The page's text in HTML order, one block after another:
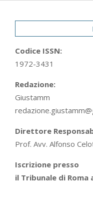
Codice ISSN:
1972-3431
Redazione:
Giustamm
Direttore
Prof. Avv. Alfonso
Iscrizione presso
il Tribunale di Roma